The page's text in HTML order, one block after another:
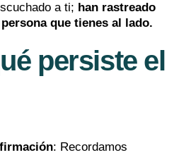
a ti; han rastreado
que tienes al lado.
persiste el
: Recordamos